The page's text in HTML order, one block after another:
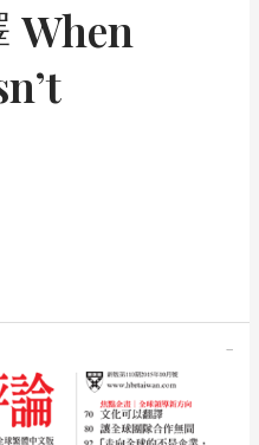
When